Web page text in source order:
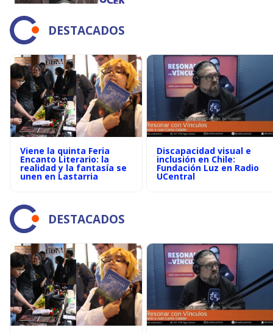
DESTACADOS
Viene la quinta Feria
Encanto Literario: la
realidad y la fantasía se
unen en Lastarria
Discapacidad visual e
inclusión en Chile:
Fundación Luz en Radio
UCentral
DESTACADOS